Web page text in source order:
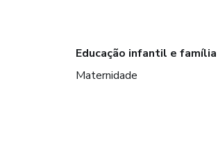
Educação infantil e família
Maternidade